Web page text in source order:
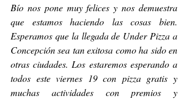
Bío nos pone muy felices y nos demuestra
que estamos haciendo las cosas bien.
Esperamos que la llegada de Under Pizza a
Concepción sea tan exitosa como ha sido en
otras ciudades. Los estaremos esperando a
todos este viernes 19 con pizza gratis y
muchas actividades con premios y